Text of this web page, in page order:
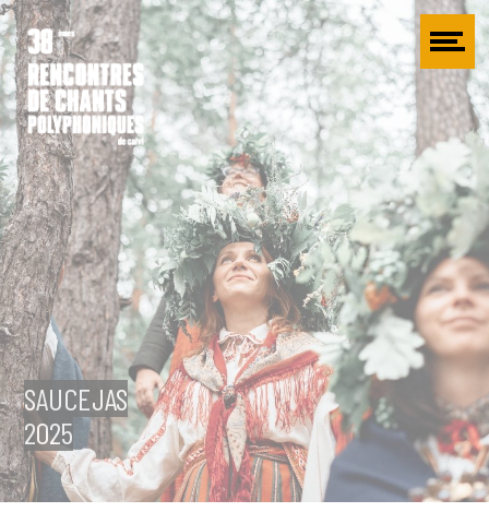
SAUCEJAS
2025
Cookies management panel